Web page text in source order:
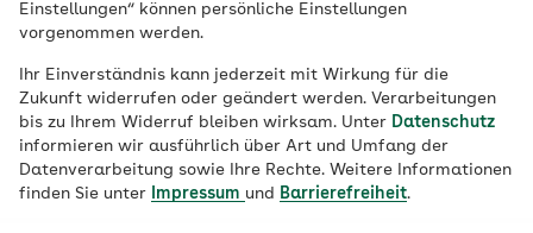
Einstellungen“ können persönliche Einstellungen
vorgenommen werden.
Ihr Einverständnis kann jederzeit mit Wirkung für die
Zukunft widerrufen oder geändert werden. Verarbeitungen
bis zu Ihrem Widerruf bleiben wirksam. Unter Datenschutz
informieren wir ausführlich über Art und Umfang der
Datenverarbeitung sowie Ihre Rechte. Weitere Informationen
finden Sie unter
Impressum und Barrierefreiheit.
© iStock / Miljan Živković